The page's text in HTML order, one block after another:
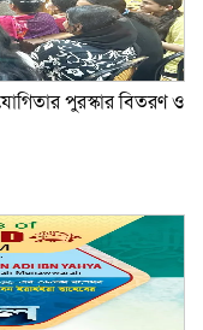
পুরস্কার বিতরণ ও